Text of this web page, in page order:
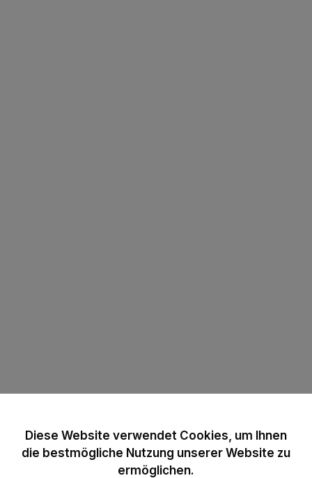
Diese Website verwendet Cookies, um Ihnen
die bestmögliche Nutzung unserer Website zu
ermöglichen.